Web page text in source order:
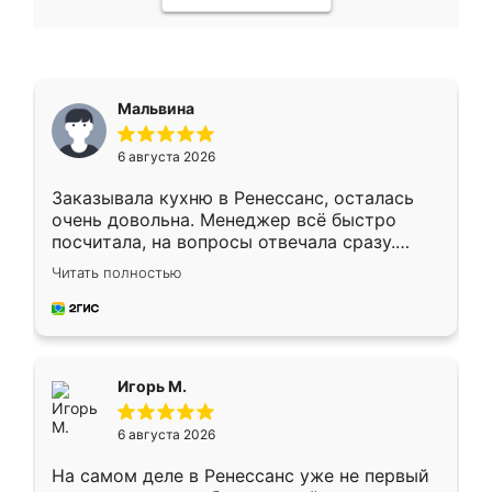
Мальвина
6 августа 2026
Заказывала кухню в Ренессанс, осталась
очень довольна. Менеджер всё быстро
посчитала, на вопросы отвечала сразу.
Замерщик приехал в субботу, подошёл к
делу со всей ответственностью. Собрали
за день, ребята работали аккуратно, даже
Читать полностью
Игорь М.
6 августа 2026
На самом деле в Ренессанс уже не первый